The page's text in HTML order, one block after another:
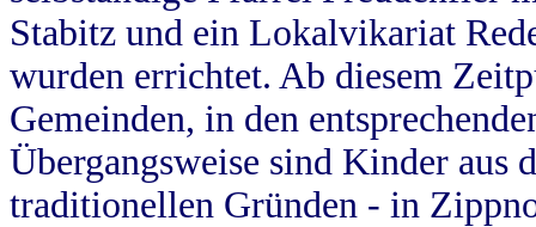
Stabitz und ein Lokalvikariat
wurden errichtet. Ab diesem
Gemeinden, in den
Übergangsweise sind Kinder aus
traditionellen Gründen - in